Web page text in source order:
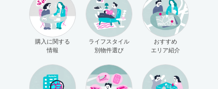
購入に関する
情報
ライフスタイル
別物件選び
おすすめ
エリア紹介